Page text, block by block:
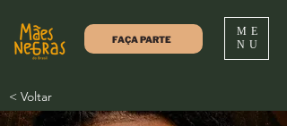
FAÇA PARTE
ME
NU
< Voltar